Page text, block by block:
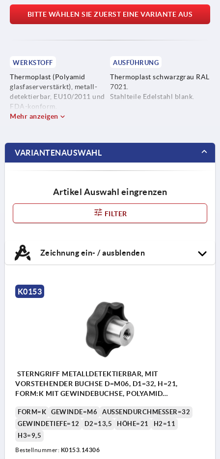
BITTE WÄHLEN SIE ZUERST EINE VARIANTE AUS
WERKSTOFF
Thermoplast (Polyamid
glasfaserverstärkt), metall-
detektierbar, EU10/2011 und
FDA-konform.
AUSFÜHRUNG
Thermoplast schwarzgrau RAL
7021.
Stahlteile Edelstahl blank.
Mehr anzeigen
VARIANTENAUSWAHL
Artikel Auswahl eingrenzen
FILTER
Zeichnung ein- / ausblenden
K0153
STERNGRIFF METALLDETEKTIERBAR, MIT
VORSTEHENDER BUCHSE D=M06, D1=32, H=21,
FORM:K MIT GEWINDEBUCHSE, POLYAMID
FORM=K GEWINDE=M6
AUSSENDURCHMESSER=32
GEWINDETIEFE=12
D2=13,5 HÖHE=21
H2=11
H3=9,5
Bestellnummer: K0153.14306